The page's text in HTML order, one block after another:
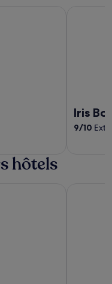
Iris
9/10
hôtels